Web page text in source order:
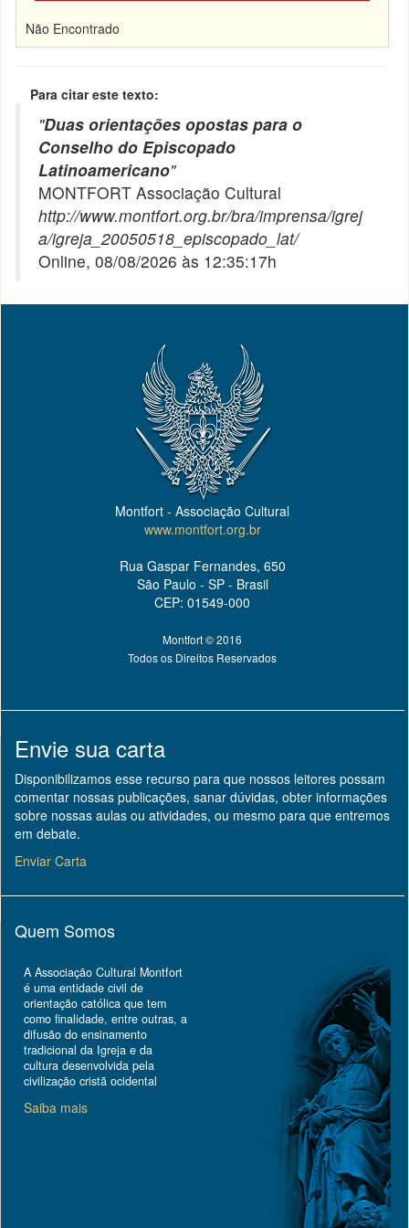
Não Encontrado
Para citar este texto:
"Duas orientações opostas para o
Conselho do Episcopado
Latinoamericano"
MONTFORT Associação Cultural
http://www.montfort.org.br/bra/imprensa/igrej
a/igreja_20050518_episcopado_lat/
Online, 08/08/2026 às 12:35:17h
Montfort - Associação Cultural
www.montfort.org.br
Rua Gaspar Fernandes, 650
São Paulo - SP - Brasil
CEP: 01549-000
Montfort © 2016
Todos os Direitos Reservados
Envie sua carta
Disponibilizamos esse recurso para que nossos leitores possam
comentar nossas publicações, sanar dúvidas, obter informações
sobre nossas aulas ou atividades, ou mesmo para que entremos
em debate.
Enviar Carta
Quem Somos
A Associação Cultural Montfort
é uma entidade civil de
orientação católica que tem
como finalidade, entre outras, a
difusão do ensinamento
tradicional da Igreja e da
cultura desenvolvida pela
civilização cristã ocidental
Saiba mais